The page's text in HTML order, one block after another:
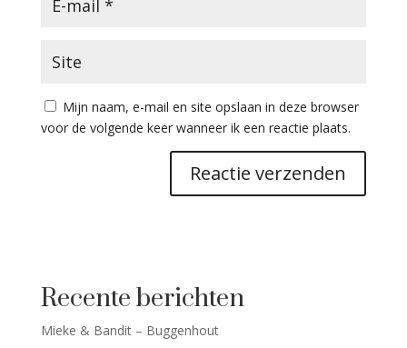
Mijn naam, e-mail en site opslaan in deze browser
voor de volgende keer wanneer ik een reactie plaats.
Recente berichten
Mieke & Bandit – Buggenhout